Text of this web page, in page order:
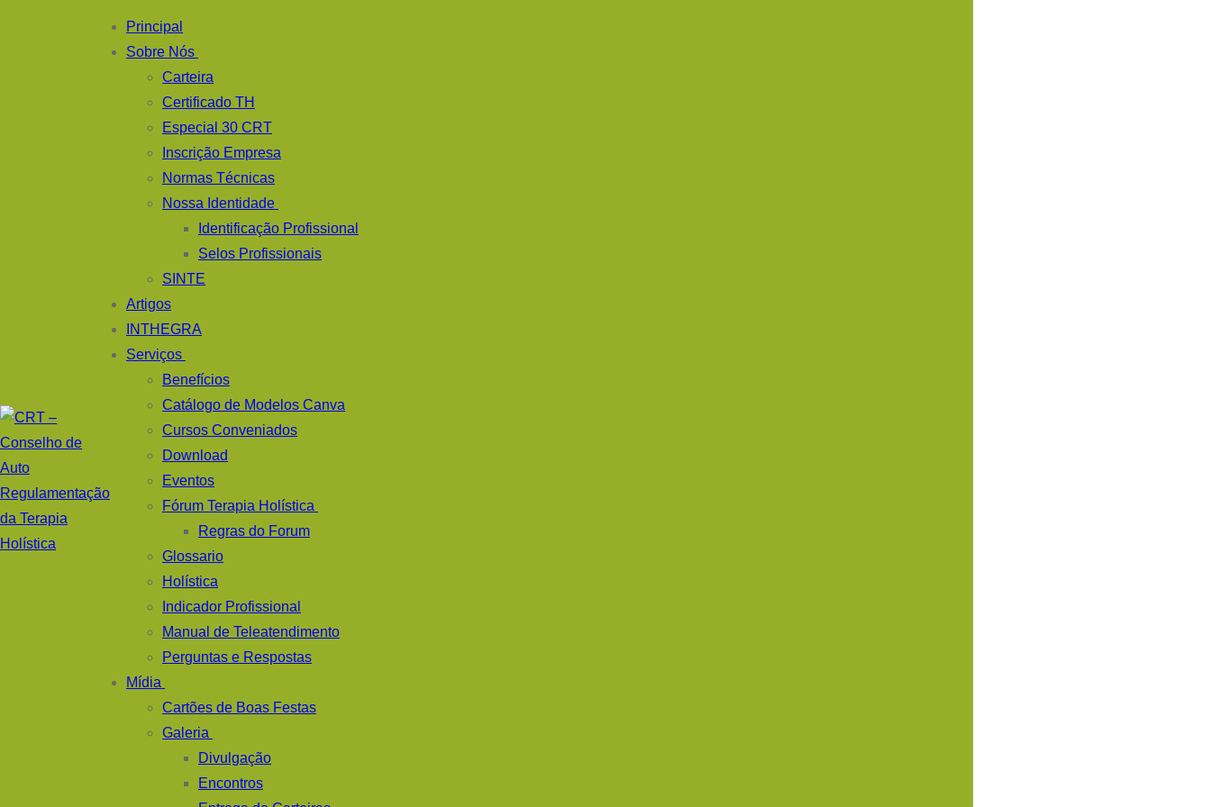
Principal
Sobre Nós
Carteira
Certificado TH
Especial 30 CRT
Inscrição Empresa
Normas Técnicas
Nossa Identidade
Identificação Profissional
Selos Profissionais
SINTE
Artigos
INTHEGRA
Serviços
Benefícios
Catálogo de Modelos Canva
Cursos Conveniados
Download
Eventos
Fórum Terapia Holística
Regras do Forum
Glossario
Holística
Indicador Profissional
Manual de Teleatendimento
Perguntas e Respostas
Mídia
Cartões de Boas Festas
Galeria
Divulgação
Encontros